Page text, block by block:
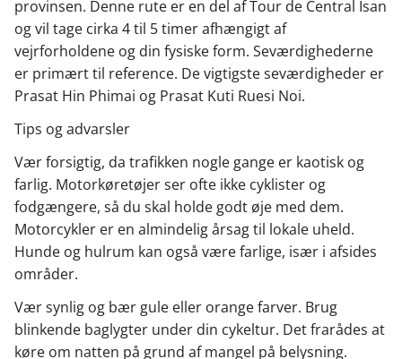
provinsen. Denne rute er en del af Tour de Central Isan
og vil tage cirka 4 til 5 timer afhængigt af
vejrforholdene og din fysiske form. Seværdighederne
er primært til reference. De vigtigste seværdigheder er
Prasat Hin Phimai og Prasat Kuti Ruesi Noi.
Tips og advarsler
Vær forsigtig, da trafikken nogle gange er kaotisk og
farlig. Motorkøretøjer ser ofte ikke cyklister og
fodgængere, så du skal holde godt øje med dem.
Motorcykler er en almindelig årsag til lokale uheld.
Hunde og hulrum kan også være farlige, især i afsides
områder.
Vær synlig og bær gule eller orange farver. Brug
blinkende baglygter under din cykeltur. Det frarådes at
køre om natten på grund af mangel på belysning.